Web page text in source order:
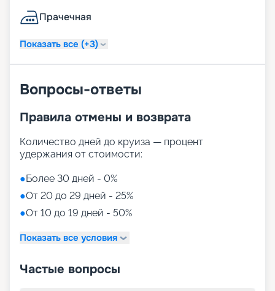
Прачечная
Показать все (+3)
Вопросы-ответы
Правила отмены и возврата
Количество дней до круиза — процент
удержания от стоимости:
●Более 30 дней - 0%
●От 20 до 29 дней - 25%
●От 10 до 19 дней - 50%
Показать все условия
Частые вопросы